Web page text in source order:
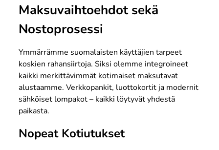
Maksuvaihtoehdot sekä
Nostoprosessi
Ymmärrämme suomalaisten käyttäjien tarpeet
koskien rahansiirtoja. Siksi olemme integroineet
kaikki merkittävimmät kotimaiset maksutavat
alustaamme. Verkkopankit, luottokortit ja modernit
sähköiset lompakot – kaikki löytyvät yhdestä
paikasta.
Nopeat Kotiutukset